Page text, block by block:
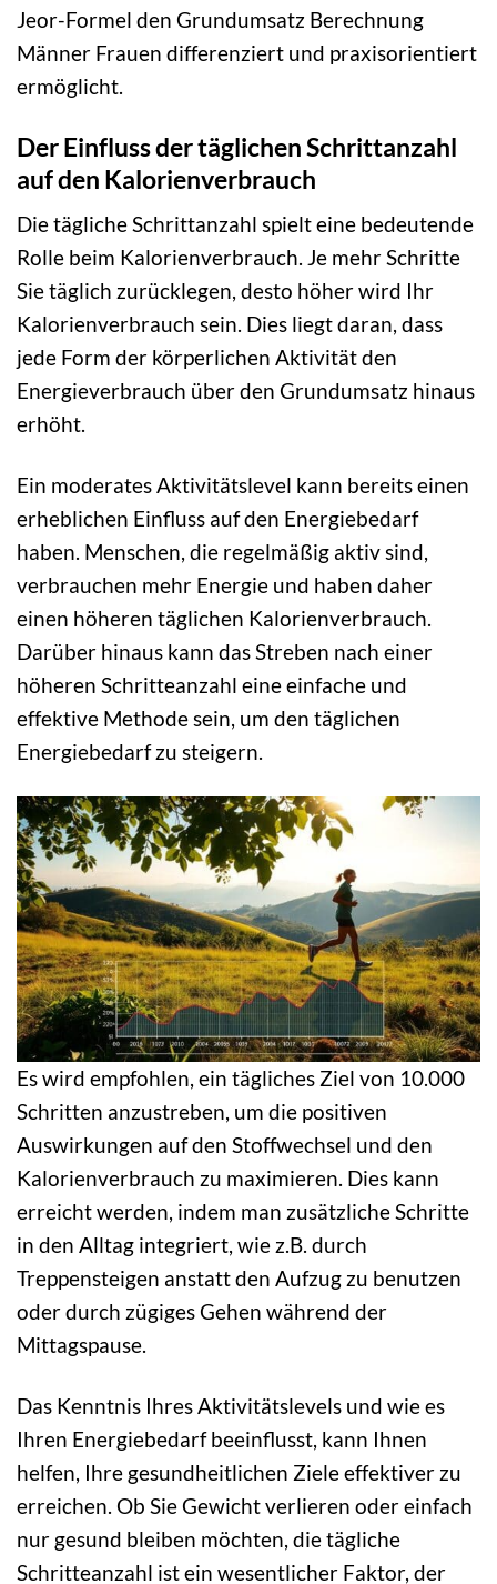
Jeor-Formel den Grundumsatz Berechnung
Männer Frauen differenziert und praxisorientiert
ermöglicht.
Der Einfluss der täglichen Schrittanzahl
auf den Kalorienverbrauch
Die tägliche Schrittanzahl spielt eine bedeutende
Rolle beim Kalorienverbrauch. Je mehr Schritte
Sie täglich zurücklegen, desto höher wird Ihr
Kalorienverbrauch sein. Dies liegt daran, dass
jede Form der körperlichen Aktivität den
Energieverbrauch über den Grundumsatz hinaus
erhöht.
Ein moderates Aktivitätslevel kann bereits einen
erheblichen Einfluss auf den Energiebedarf
haben. Menschen, die regelmäßig aktiv sind,
verbrauchen mehr Energie und haben daher
einen höheren täglichen Kalorienverbrauch.
Darüber hinaus kann das Streben nach einer
höheren Schritteanzahl eine einfache und
effektive Methode sein, um den täglichen
Energiebedarf zu steigern.
Es wird empfohlen, ein tägliches Ziel von 10.000
Schritten anzustreben, um die positiven
Auswirkungen auf den Stoffwechsel und den
Kalorienverbrauch zu maximieren. Dies kann
erreicht werden, indem man zusätzliche Schritte
in den Alltag integriert, wie z.B. durch
Treppensteigen anstatt den Aufzug zu benutzen
oder durch zügiges Gehen während der
Mittagspause.
Das Kenntnis Ihres Aktivitätslevels und wie es
Ihren Energiebedarf beeinflusst, kann Ihnen
helfen, Ihre gesundheitlichen Ziele effektiver zu
erreichen. Ob Sie Gewicht verlieren oder einfach
nur gesund bleiben möchten, die tägliche
Schritteanzahl ist ein wesentlicher Faktor, der